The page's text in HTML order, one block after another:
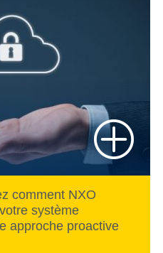
comment NXO
système
approche proactive